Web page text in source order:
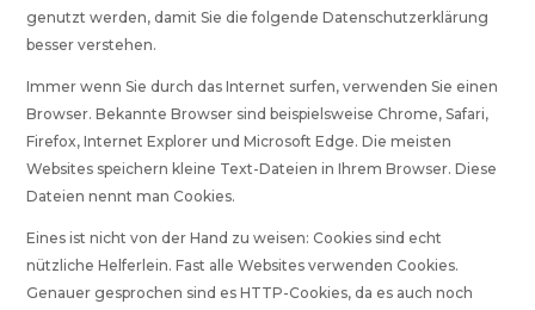
genutzt werden, damit Sie die folgende Datenschutzerklärung
besser verstehen.
Immer wenn Sie durch das Internet surfen, verwenden Sie einen
Browser. Bekannte Browser sind beispielsweise Chrome, Safari,
Firefox, Internet Explorer und Microsoft Edge. Die meisten
Websites speichern kleine Text-Dateien in Ihrem Browser. Diese
Dateien nennt man Cookies.
Eines ist nicht von der Hand zu weisen: Cookies sind echt
nützliche Helferlein. Fast alle Websites verwenden Cookies.
Genauer gesprochen sind es HTTP-Cookies, da es auch noch